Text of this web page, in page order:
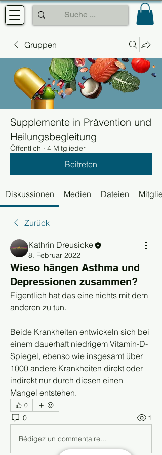
Gruppen
Supplemente in Prävention und
Heilungsbegleitung
Öffentlich · 4 Mitglieder
Beitreten
Diskussionen Medien Dateien
Zurück
Kathrin Dreusicke
8. Februar 2022
Wieso hängen Asthma und
Depressionen zusammen?
Eigentlich hat das eine nichts mit dem
anderen zu tun.
Beide Krankheiten entwickeln sich bei
einem dauerhaft niedrigem Vitamin-D-
Spiegel, ebenso wie insgesamt über
1000 andere Krankheiten direkt oder
indirekt nur durch diesen einen
Mangel entstehen.
0
0 1
Rédigez un commentaire...